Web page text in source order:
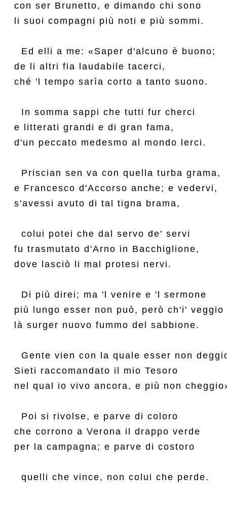
con ser Brunetto, e dimando chi sono
li suoi compagni più noti e più sommi.
  Ed elli a me: «Saper d'alcuno è buono;
de li altri fia laudabile tacerci,
ché 'l tempo sarìa corto a tanto suono.
  In somma sappi che tutti fur cherci
e litterati grandi e di gran fama,
d'un peccato medesmo al mondo lerci.
  Priscian sen va con quella turba grama,
e Francesco d'Accorso anche; e vedervi,
s'avessi avuto di tal tigna brama,
  colui potei che dal servo de' servi
fu trasmutato d'Arno in Bacchiglione,
dove lasciò li mal protesi nervi.
  Di più direi; ma 'l venire e 'l sermone
più lungo esser non può, però ch'i' veggio
là surger nuovo fummo del sabbione.
Gente vien con la quale esser non
Sieti raccomandato il mio Tesoro
nel qual io vivo ancora, e più non
  Poi si rivolse, e parve di coloro
che corrono a Verona il drappo verde
per la campagna; e parve di costoro